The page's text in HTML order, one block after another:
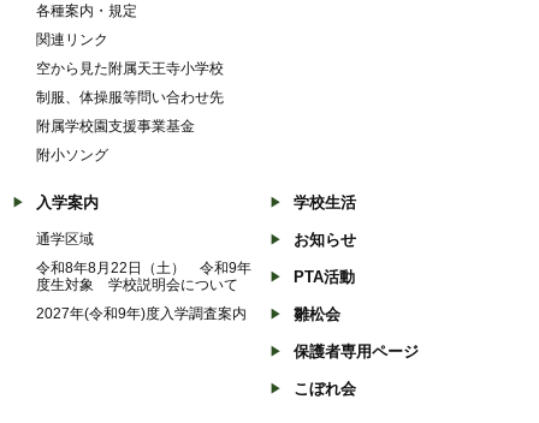
各種案内・規定
関連リンク
空から見た附属天王寺小学校
制服、体操服等問い合わせ先
附属学校園支援事業基金
附小ソング
入学案内
通学区域
令和8年8月22日（土） 令和9年
度生対象 学校説明会について
2027年(令和9年)度入学調査案内
学校生活
お知らせ
PTA活動
雛松会
保護者専用ページ
こぼれ会